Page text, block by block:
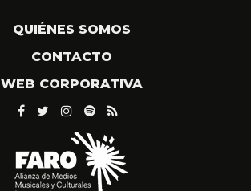
QUIÉNES SOMOS
CONTACTO
WEB CORPORATIVA